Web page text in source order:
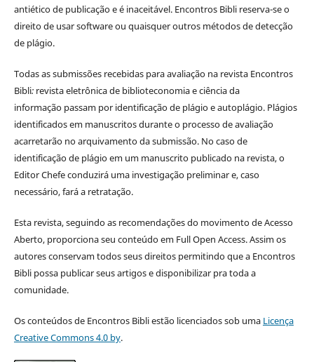
antiético de publicação e é inaceitável. Encontros Bibli reserva-se o
direito de usar software ou quaisquer outros métodos de detecção
de plágio.
Todas as submissões recebidas para avaliação na revista Encontros
Bibli: revista eletrônica de biblioteconomia e ciência da
informaçãopassam por identificação de plágio e autoplágio. Plágios
identificados em manuscritos durante o processo de avaliação
acarretarão no arquivamento da submissão. No caso de
identificação de plágio em um manuscrito publicado na revista, o
Editor Chefe conduzirá uma investigação preliminar e, caso
necessário, fará a retratação.
Esta revista, seguindo as recomendações do movimento de Acesso
Aberto, proporciona seu conteúdo em Full Open Access. Assim os
autores conservam todos seus direitos permitindo que a Encontros
Bibli possa publicar seus artigos e disponibilizar pra toda a
comunidade.
Os conteúdos de Encontros Bibli estão licenciados sob uma Licença
Creative Commons 4.0 by.